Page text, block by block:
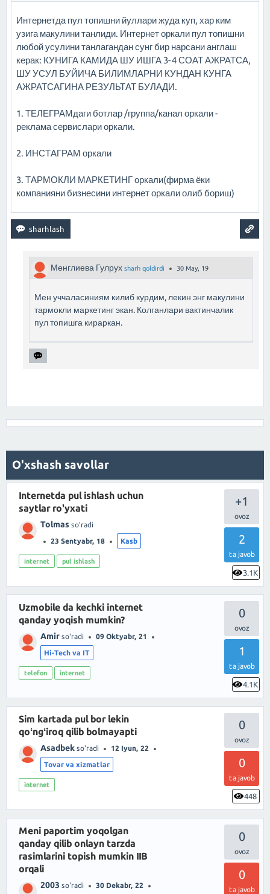
Интернетда пул топишни йуллари жуда куп, хар ким
узига макулини танлиди. Интернет оркали пул топишни
любой усулини танлагандан сунг бир нарсани англаш
керак: КУНИГА КАМИДА ШУ ИШГА 3-4 СОАТ АЖРАТСА,
ШУ УСУЛ БУЙИЧА БИЛИМЛАРНИ КУНДАН КУНГА
АЖРАТСАГИНА РЕЗУЛЬТАТ БУЛАДИ.
1. ТЕЛЕГРАМдаги ботлар /группа/канал оркали -
реклама сервислари оркали.
2. ИНСТАГРАМ оркали
3. ТАРМОКЛИ МАРКЕТИНГ оркали(фирма ёки
компанияни бизнесини интернет оркали олиб бориш)
Менглиева Гулрух sharh qoldirdi 30 May, 19
Мен уччаласиниям килиб курдим, лекин энг макулини
тармокли маркетинг экан. Колганлари вактинчалик
пул топишга кираркан.
O'xshash savollar
+1
2
ta javob
3.1K
Internetda pul ishlash uchun
saytlar ro'yxati
Tolmas so'radi
23 Sentyabr, 18 Kasb
internet pul ishlash
0
1
ta javob
4.1K
Uzmobile da kechki internet
qanday yoqish mumkin?
Amir so'radi 09 Oktyabr, 21
Hi-Tech va IT
telefon internet
0
0
ta javob
448
Sim kartada pul bor lekin
qoʻngʻiroq qilib bolmayapti
Asadbek so'radi 12 Iyun, 22
Tovar va xizmatlar
internet
0
0
ta javob
Meni paportim yoqolgan
qanday qilib onlayn tarzda
rasimlarini topish mumkin IIB
orqali
2003 so'radi 30 Dekabr, 22